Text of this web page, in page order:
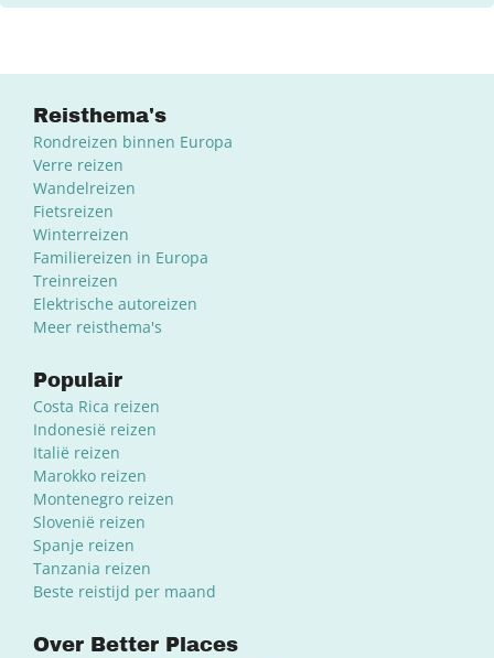
Reisthema's
Rondreizen binnen Europa
Verre reizen
Wandelreizen
Fietsreizen
Winterreizen
Familiereizen in Europa
Treinreizen
Elektrische autoreizen
Meer reisthema's
Populair
Costa Rica reizen
Indonesië reizen
Italië reizen
Marokko reizen
Montenegro reizen
Slovenië reizen
Spanje reizen
Tanzania reizen
Beste reistijd per maand
Over Better Places